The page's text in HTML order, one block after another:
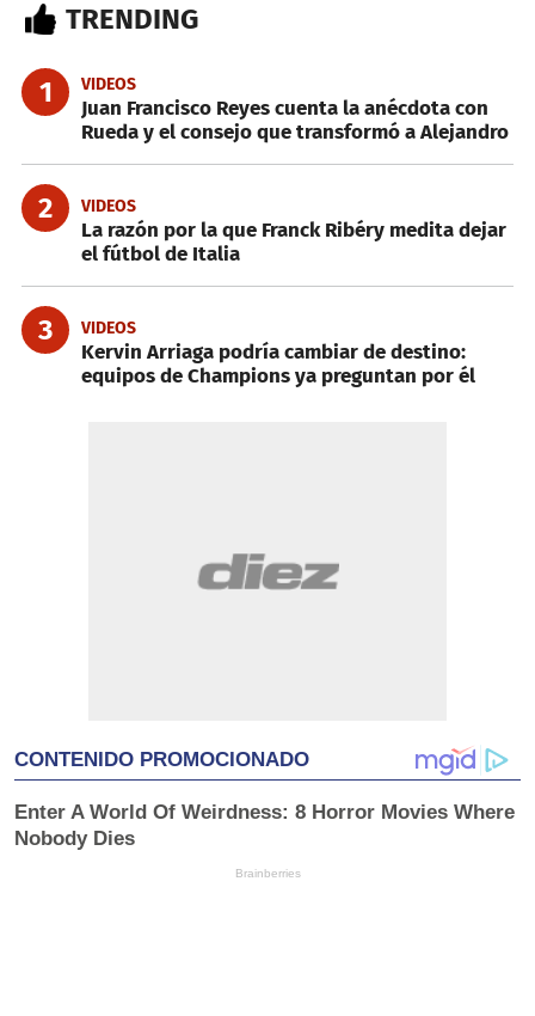
TRENDING
1 VIDEOS
Juan Francisco Reyes cuenta la anécdota con
Rueda y el consejo que transformó a Alejandro
2 VIDEOS
La razón por la que Franck Ribéry medita dejar
el fútbol de Italia
3 VIDEOS
Kervin Arriaga podría cambiar de destino:
equipos de Champions ya preguntan por él